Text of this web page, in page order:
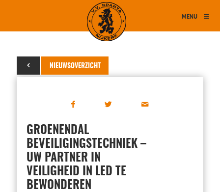
MENU
NIEUWSOVERZICHT
16 april 2025
GROENENDAL
BEVEILIGINGSTECHNIEK –
UW PARTNER IN
VEILIGHEID IN LED TE
BEWONDEREN